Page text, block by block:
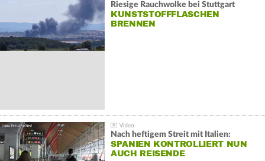
Riesige Rauchwolke bei Stuttgart
KUNSTSTOFFFLASCHEN
BRENNEN
Nach heftigem Streit mit Italien:
SPANIEN KONTROLLIERT NUN
AUCH REISENDE